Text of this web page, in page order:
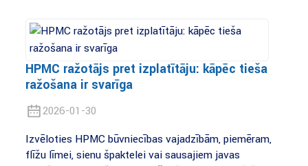
HPMC ražotājs pret izplatītāju: kāpēc tieša
ražošana ir svarīga
2026-01-30
Izvēloties HPMC būvniecības vajadzībām, piemēram,
flīžu līmei, sienu špaktelei vai sausajiem javas